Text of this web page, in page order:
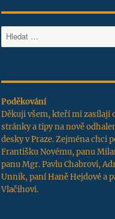
Hledat:
Poděkování
Děkuji všem, kteří mi zasílají
stránky a tipy na nově
desky v Praze. Zejména chci
Františku Novému, panu
panu Mgr. Pavlu Chabrovi,
Unnik, paní Haně Hejdové a
Vlačihovi.